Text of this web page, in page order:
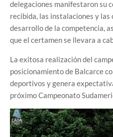
delegaciones manifestaron su
recibida, las instalaciones y
desarrollo de la competencia,
que el certamen se llevara a
La exitosa realización del
posicionamiento de Balcarce
deportivos y genera
próximo Campeonato